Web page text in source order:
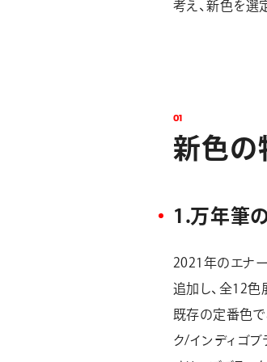
考え、新色を選
01
新色の
1.万年筆
2021年のエナ
追加し、全12色
既存の定番色で
ク/インディゴブ